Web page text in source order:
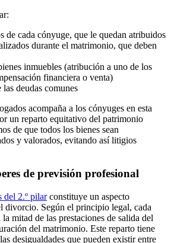
de cada cónyuge, que le quedan atribuidos
durante el matrimonio, que deben
inmuebles (atribución a uno de los
financiera o venta)
deudas comunes
acompaña a los cónyuges en esta
un reparto equitativo del patrimonio
de que todos los bienes sean
y valorados, evitando así litigios
de previsión profesional
del 2.º pilarconstituye un aspecto
divorcio. Según el principio legal, cada
mitad de las prestaciones de salida del
del matrimonio. Este reparto tiene
desigualdades que pueden existir entre